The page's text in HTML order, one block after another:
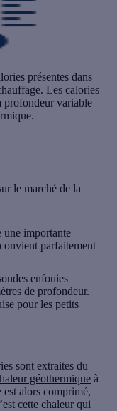
présentes dans
Les calories
profondeur variable
le marché de la
une importante
parfaitement
enfouies
de profondeur.
pour les petits
sont extraites du
géothermique à
alors comprimé,
cette chaleur qui